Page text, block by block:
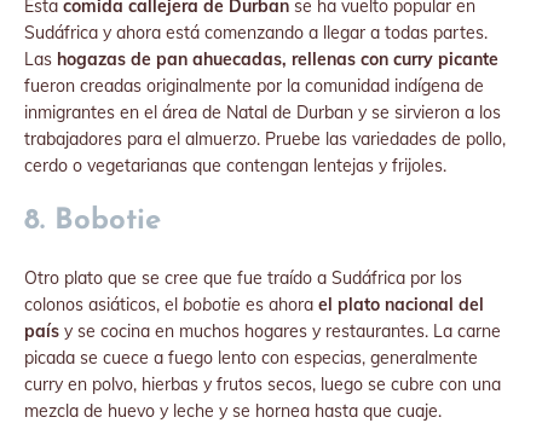
Esta comida callejera de Durban se ha vuelto popular en
Sudáfrica y ahora está comenzando a llegar a todas partes.
Las hogazas de pan ahuecadas, rellenas con curry picante
fueron creadas originalmente por la comunidad indígena de
inmigrantes en el área de Natal de Durban y se sirvieron a los
trabajadores para el almuerzo. Pruebe las variedades de pollo,
cerdo o vegetarianas que contengan lentejas y frijoles.
8. Bobotie
Otro plato que se cree que fue traído a Sudáfrica por los
colonos asiáticos, el bobotie es ahora el plato nacional del
país y se cocina en muchos hogares y restaurantes. La carne
picada se cuece a fuego lento con especias, generalmente
curry en polvo, hierbas y frutos secos, luego se cubre con una
mezcla de huevo y leche y se hornea hasta que cuaje.